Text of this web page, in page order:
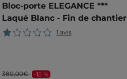
Bloc-porte ELEGANCE ***
Laqué Blanc - Fin de chantier
1 avis
380,00€ -15 %